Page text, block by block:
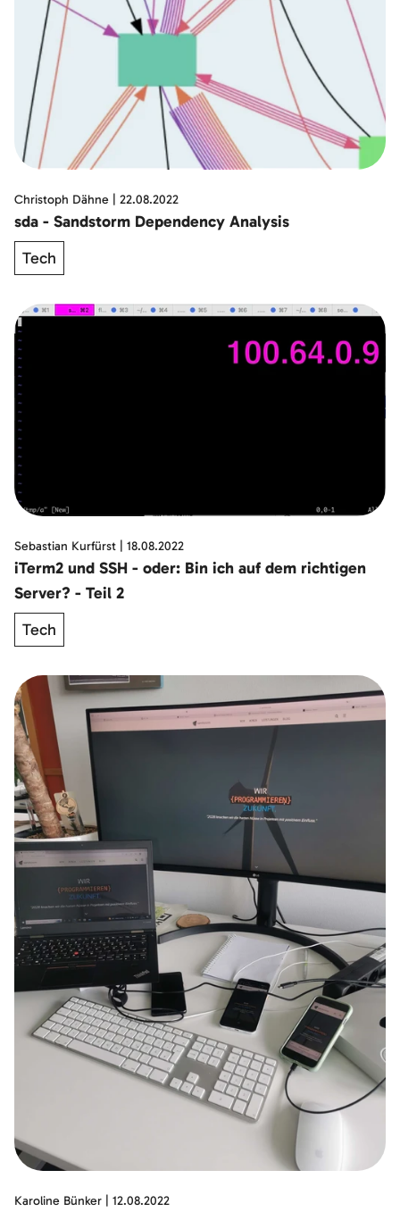
Christoph Dähne 22.08.2022
sda - Sandstorm Dependency Analysis
Tech
Sebastian Kurfürst 18.08.2022
iTerm2 und SSH - oder: Bin ich auf dem richtigen
Server? - Teil 2
Tech
Karoline Bünker 12.08.2022